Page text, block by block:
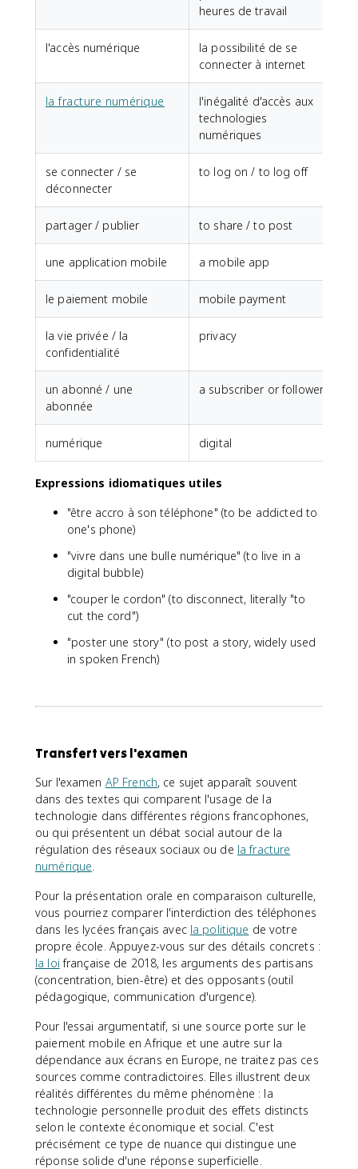
heures de travail
l'accès numérique
la possibilité de se
connecter à internet
la fracture numérique
l'inégalité d'accès aux
technologies
numériques
se connecter / se
déconnecter
to log on / to log off
partager / publier to share / to post
une application mobile a mobile app
le paiement mobile mobile payment
la vie privée / la
confidentialité
privacy
un abonné / une
abonnée
a subscriber or follower
numérique digital
Expressions idiomatiques utiles
"être accro à son téléphone" (to be addicted to
one's phone)
"vivre dans une bulle numérique" (to live in a
digital bubble)
"couper le cordon" (to disconnect, literally "to
cut the cord")
"poster une story" (to post a story, widely used
in spoken French)
Transfert vers l'examen
Sur l'examen AP French, ce sujet apparaît souvent
dans des textes qui comparent l'usage de la
technologie dans différentes régions francophones,
ou qui présentent un débat social autour de la
régulation des réseaux sociaux ou de la fracture
numérique
Pour la présentation orale en comparaison culturelle,
vous pourriez comparer l'interdiction des téléphones
dans les lycées français avec la politique de votre
propre école. Appuyez-vous sur des détails concrets :
la loi française de 2018, les arguments des partisans
(concentration, bien-être) et des opposants (outil
pédagogique, communication d'urgence).
Pour l'essai argumentatif, si une source porte sur le
paiement mobile en Afrique et une autre sur la
dépendance aux écrans en Europe, ne traitez pas ces
sources comme contradictoires. Elles illustrent deux
réalités différentes du même phénomène : la
technologie personnelle produit des effets distincts
selon le contexte économique et social. C'est
précisément ce type de nuance qui distingue une
réponse solide d'une réponse superficielle.